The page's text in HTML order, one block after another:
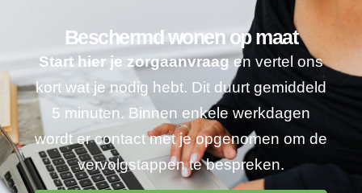
Beschermd wonen op maat
Start hier je zorgaanvraagen vertel ons
kort wat je nodig hebt. Dit duurt gemiddeld
5 minuten. Binnen enkele werkdagen
wordt er contact met je opgenomen om de
vervolgstappen te bespreken.